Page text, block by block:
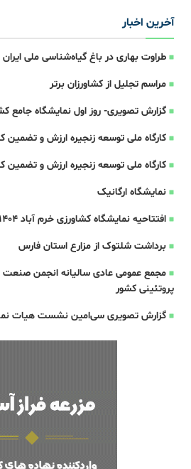
آخرین اخبار
طراوت بهاری در باغ گیاه‌شناسی ملی ایران
مراسم تجلیل از کشاورزان برتر
گزارش تصویری- روز اول نمایشگاه جامع
کارگاه ملی توسعه زنجیره ارزش و تضمین
کارگاه ملی توسعه زنجیره ارزش و تضمین
نمایشگاه ارگانیک
افتتاحیه نمایشگاه کشاورزی خرم آباد 1404
برداشت شلتوک از مزارع استان فارس
مجمع عمومی عادی سالیانه انجمن
پروتئینی کشور
گزارش تصویری سی‌امین نشست هیات